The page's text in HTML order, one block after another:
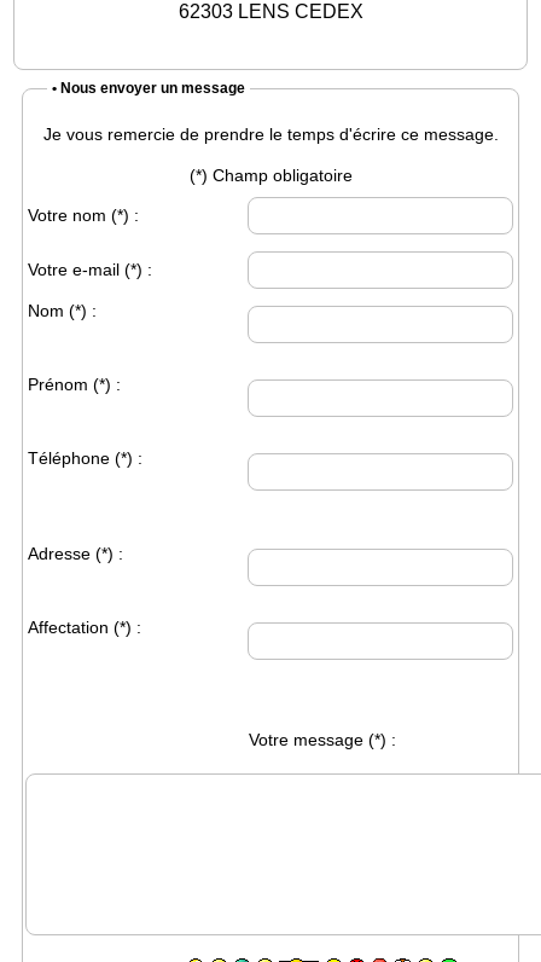
62303 LENS CEDEX
• Nous envoyer un message
Je vous remercie de prendre le temps d'écrire ce message.
(*) Champ obligatoire
Votre nom (*) :
Votre e-mail (*) :
Nom (*) :
Prénom (*) :
Téléphone (*) :
Adresse (*) :
Affectation (*) :
Votre message(*) :